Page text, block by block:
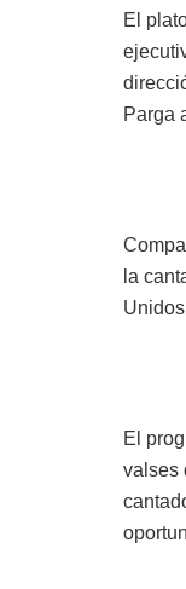
El
Parga
la
El
valses